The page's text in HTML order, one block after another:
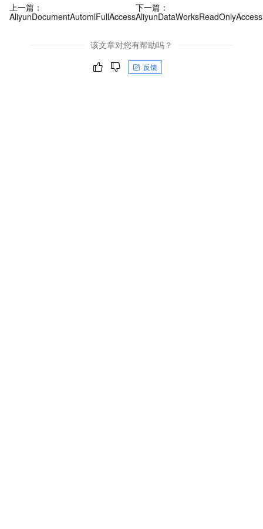
上一篇：
AliyunDocumentAutomlFullAccess
下一篇：
AliyunDataWorksReadOnlyAccess
该文章对您有帮助吗？
反馈